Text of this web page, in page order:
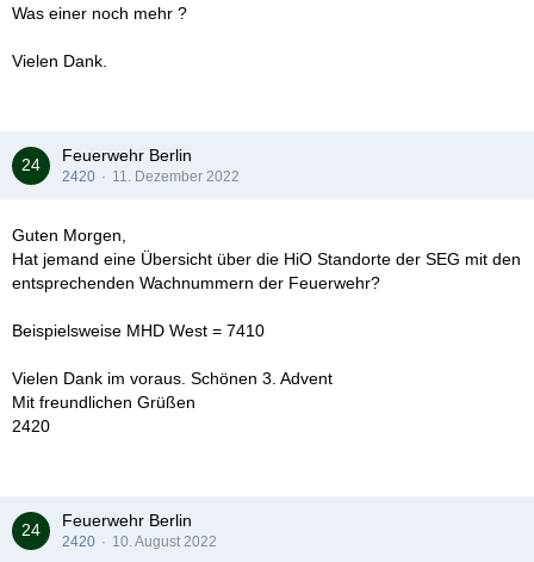
Der RTW 26 Gustav wird an die RW Allermöhe verlegt
Friedrich
Heinrich an der RW Allermöhe
Was einer noch mehr ?
Vielen Dank.
Feuerwehr Berlin
2420 11. Dezember 2022
Guten Morgen,
Hat jemand eine Übersicht über die HiO Standorte der SEG mit den
entsprechenden Wachnummern der Feuerwehr?
Beispielsweise MHD West = 7410
Vielen Dank im voraus. Schönen 3. Advent
Mit freundlichen Grüßen
2420
Feuerwehr Berlin
2420 10. August 2022